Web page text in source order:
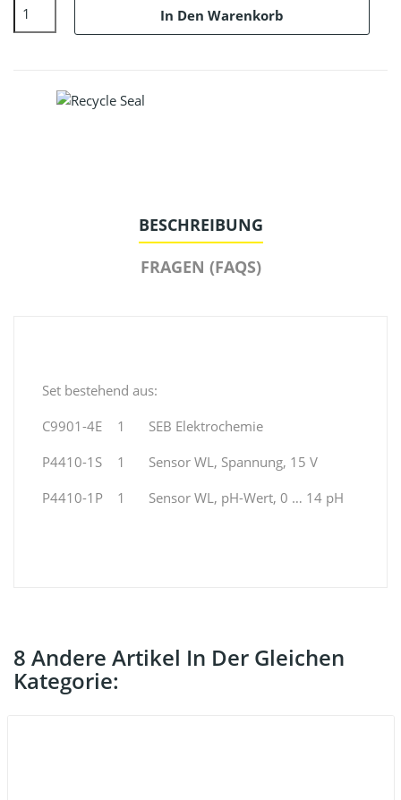
In Den Warenkorb
BESCHREIBUNG
FRAGEN (FAQS)
Set bestehend aus:
C9901-4E
1
SEB Elektrochemie
P4410-1S
1
Sensor WL, Spannung, 15 V
P4410-1P
1 Sensor WL, pH-Wert, 0 … 14 pH
8 Andere Artikel In Der Gleichen
Kategorie: